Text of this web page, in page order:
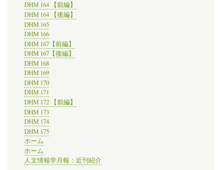
DHM 164 【前編】
DHM 164 【後編】
DHM 165
DHM 166
DHM 167【前編】
DHM 167【後編】
DHM 168
DHM 169
DHM 170
DHM 171
DHM 172 【前編】
DHM 173
DHM 174
DHM 175
ホーム
ホーム
人文情報学月報：近刊紹介